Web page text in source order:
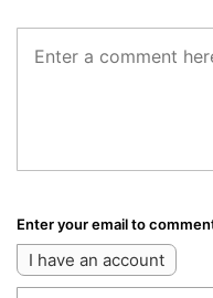
Enter your email to
I have an account